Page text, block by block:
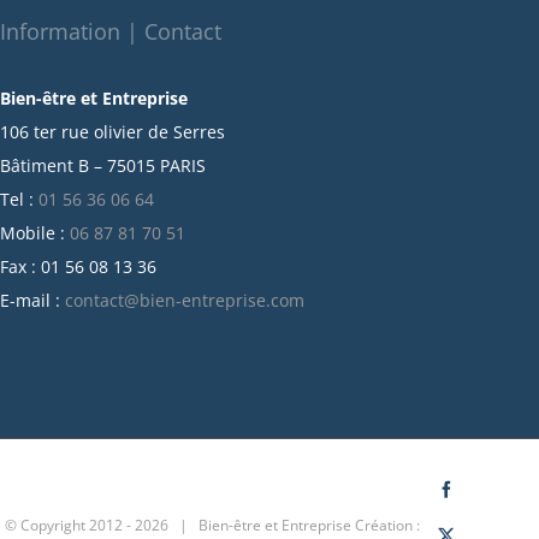
octobre 2021
juillet 2021
juin 2021
mai 2021
avril 2021
mars 2021
février 2021
janvier 2021
juin 2020
Information | Contact
Bien-être et Entreprise
106 ter rue olivier de Serres
Bâtiment B – 75015 PARIS
Tel : 01 56 36 06 64
Mobile : 06 87 81 70 51
Fax : 01 56 08 13 36
E-mail : contact@bien-entreprise.com
© Copyright 2012 -2026 | Bien-être et Entreprise Création :
Facebook